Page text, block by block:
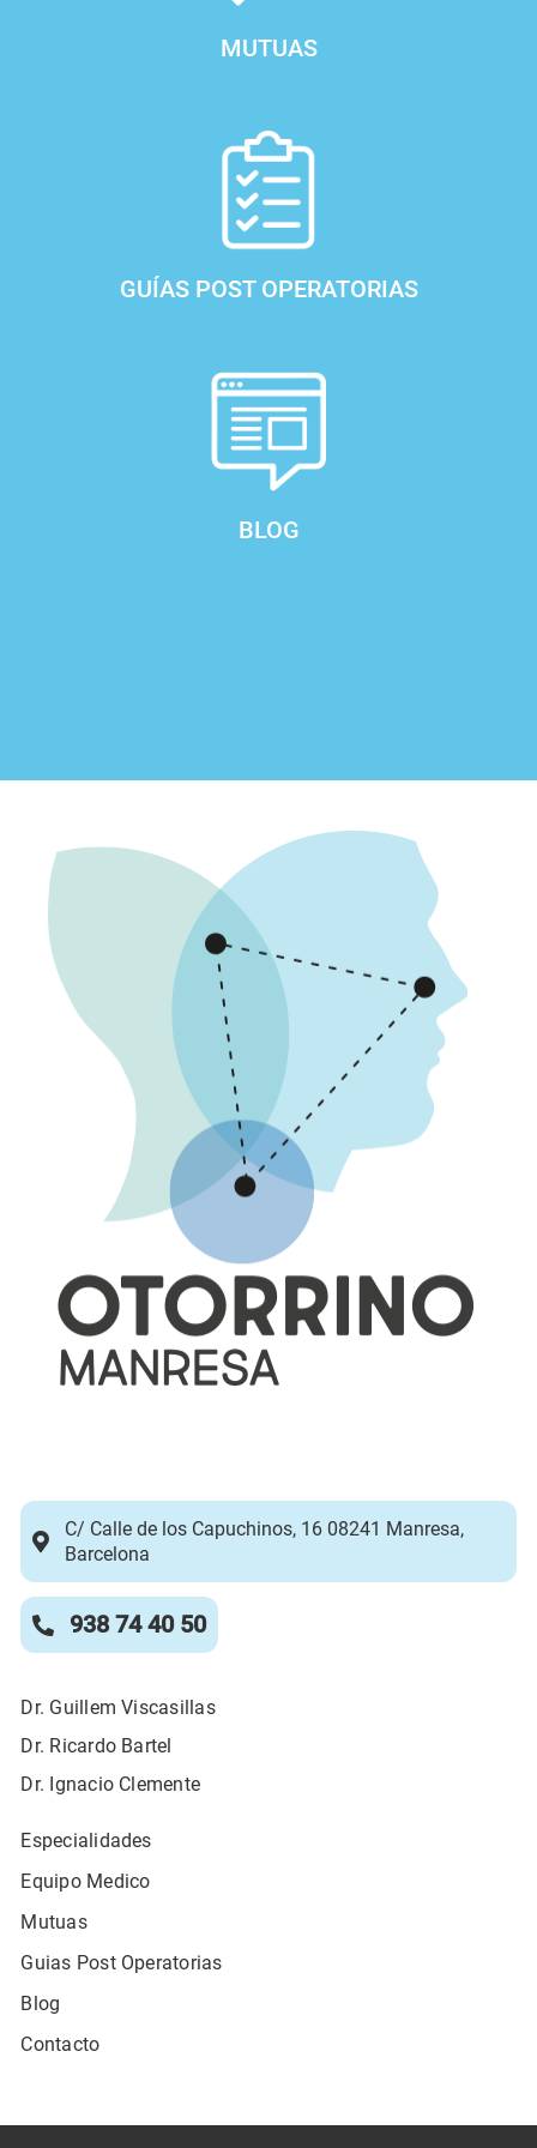
MUTUAS
GUÍAS POST OPERATORIAS
BLOG
C/ Calle de los Capuchinos, 16 08241 Manresa,
Barcelona
938 74 40 50
Dr. Guillem Viscasillas
Dr. Ricardo Bartel
Dr. Ignacio Clemente
Especialidades
Equipo Medico
Mutuas
Guias Post Operatorias
Blog
Contacto